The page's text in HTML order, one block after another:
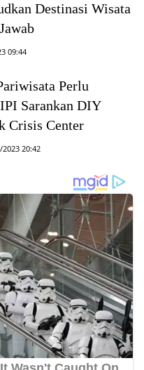
Destinasi Wisata
09:44
Perlu
Sarankan DIY
Crisis Center
20:42